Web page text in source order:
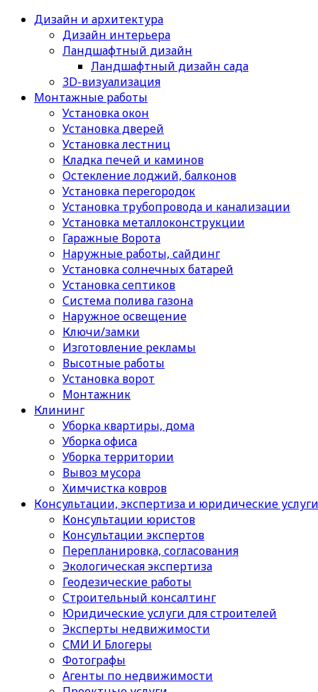
Дизайн и архитектура
Дизайн интерьера
Ландшафтный дизайн
Ландшафтный дизайн сада
3D-визуализация
Монтажные работы
Установка окон
Установка дверей
Установка лестниц
Кладка печей и каминов
Остекление лоджий, балконов
Установка перегородок
Установка трубопровода и канализации
Установка металлоконструкции
Гаражные Ворота
Наружные работы, сайдинг
Установка солнечных батарей
Установка септиков
Cистема полива газона
Наружное освещение
Ключи/замки
Изготовление рекламы
Высотные работы
Установка ворот
Монтажник
Клининг
Уборка квартиры, дома
Уборка офиса
Уборка территории
Вывоз мусора
Химчистка ковров
Консультации, экспертиза и юридические услуги
Консультации юристов
Консультации экспертов
Перепланировка, согласования
Экологическая экспертиза
Геодезические работы
Строительный консалтинг
Юридические услуги для строителей
Эксперты недвижимости
СМИ И Блогеры
Фотографы
Агенты по недвижимости